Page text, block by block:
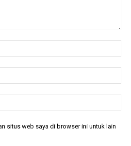
situs web saya di browser ini untuk lain